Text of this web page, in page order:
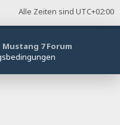
Alle Zeiten sind UTC+02:00
Mustang 7 Forum